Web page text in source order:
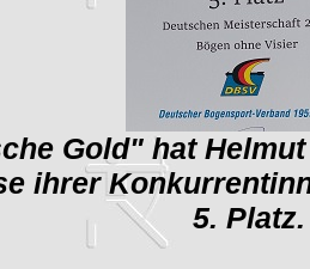
Gold" hat
ihrer
5. Platz.